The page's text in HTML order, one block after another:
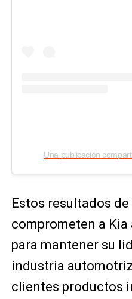
Estos resultados
comprometen a
para mantener su
industria
clientes productos